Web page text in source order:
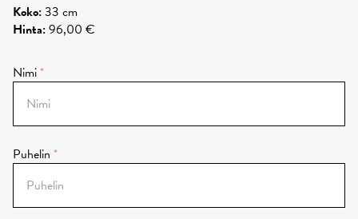
Koko:33 cm
Hinta:96,00 €
Nimi
Puhelin